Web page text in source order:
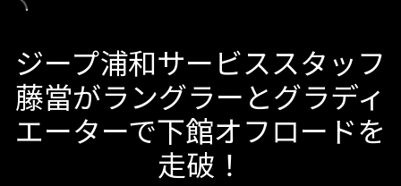
ジープ浦和サービススタッフ
藤當がラングラーとグラディ
エーターで下館オフロードを
走破！